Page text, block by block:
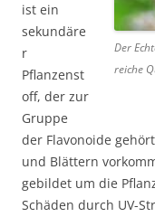
Der
reiche
ist ein
sekundäre
r
Pflanzenst
off, der zur
Gruppe
der Flavonoide
und Blättern
gebildet um die
Schäden durch UV-